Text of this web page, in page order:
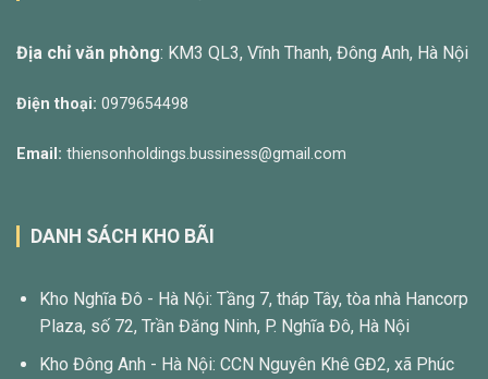
Địa chỉ văn phòng: KM3 QL3, Vĩnh Thanh, Đông Anh, Hà Nội
Điện thoại: 0979654498
Email: thiensonholdings.bussiness@gmail.com
DANH SÁCH KHO BÃI
Kho Nghĩa Đô - Hà Nội: Tầng 7, tháp Tây, tòa nhà Hancorp
Plaza, số 72, Trần Đăng Ninh, P. Nghĩa Đô, Hà Nội
Kho Đông Anh - Hà Nội: CCN Nguyên Khê GĐ2, xã Phúc